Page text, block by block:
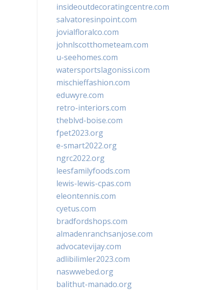
insideoutdecoratingcentre.com
salvatoresinpoint.com
jovialfloralco.com
johnlscotthometeam.com
u-seehomes.com
watersportslagonissi.com
mischieffashion.com
eduwyre.com
retro-interiors.com
theblvd-boise.com
fpet2023.org
e-smart2022.org
ngrc2022.org
leesfamilyfoods.com
lewis-lewis-cpas.com
eleontennis.com
cyetus.com
bradfordshops.com
almadenranchsanjose.com
advocatevijay.com
adlibilimler2023.com
naswwebed.org
balithut-manado.org